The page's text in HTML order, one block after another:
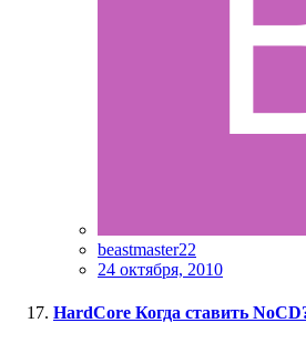
beastmaster22
24 октября, 2010
HardCore Когда ставить